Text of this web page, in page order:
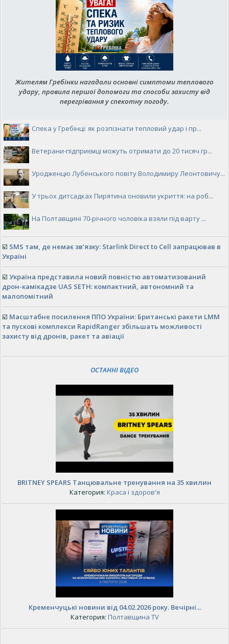
Жителям Гребінки нагадали основні симптоми теплового
удару, правила першої допомоги та способи захисту від
перегрівання у спекотну погоду.
Спека у Гребінці: як розпізнати тепловий удар і пр...
Ветерани-підприємці можуть отримати до 20 тисяч гр...
Уродженцю Лубенського повіту Володимиру Леонтовичу...
У трьох дитсадках Пирятина оновили укриття: на роб...
На Полтавщині 70-річного чоловіка взяли під варту ...
☑️ SMS там, де немає зв’язку: Starlink Direct to Cell запрацював в
Україні
☑️ Україна представила новий повністю автоматизований
дрон-камікадзе UAS SETH: компактний, автономний та
малопомітний
☑️ Масштабне посилення ППО України: Британські ракети LMM
та пускові комплекси RapidRanger збільшать можливості
захисту від дронів, ракет та авіації
ОСТАННІ ВІДЕО
BRITNEY SPEARS Танцювальне тренування на 35 хвилин
Категория: Краса і здоров'я
Кременчуцькі новини від 04.02.2026 року. Вечірні...
Категория: Полтавщина TV